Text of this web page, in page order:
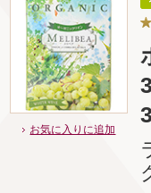
お気に入りに追加